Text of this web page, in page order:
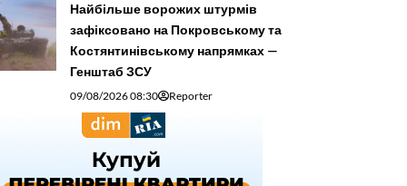
Найбільше ворожих штурмів
зафіксовано на Покровському та
Костянтинівському напрямках —
Генштаб ЗСУ
09/08/2026 08:30 Reporter